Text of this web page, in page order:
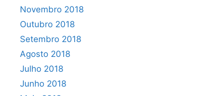
Novembro 2018
Outubro 2018
Setembro 2018
Agosto 2018
Julho 2018
Junho 2018